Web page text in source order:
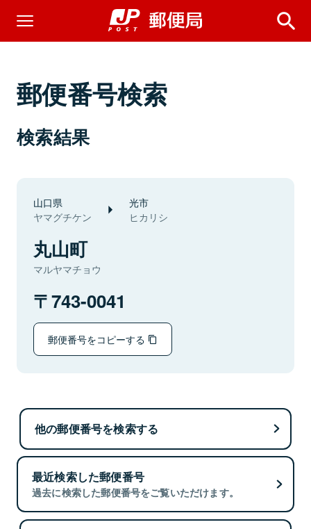
郵便番号検索
検索結果
山口県
ヤマグチケン
光市
ヒカリシ
丸山町
マルヤマチョウ
743-0041
郵便番号をコピーする
他の郵便番号を検索する
最近検索した郵便番号
過去に検索した郵便番号をご覧いただけます。